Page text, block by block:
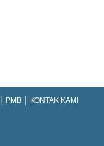
PMB KONTAK KAMI